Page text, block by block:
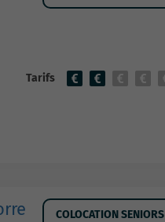
Tarifs
COLOCATION SENIORS